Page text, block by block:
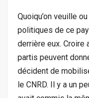
Quoiqu’on veuille
politiques de ce
derrière eux. Croire
partis peuvent
décident de
le CNRD. Il y a un